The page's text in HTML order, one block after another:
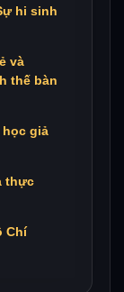
hi sinh
và
thế bàn
giả
thực
Chí